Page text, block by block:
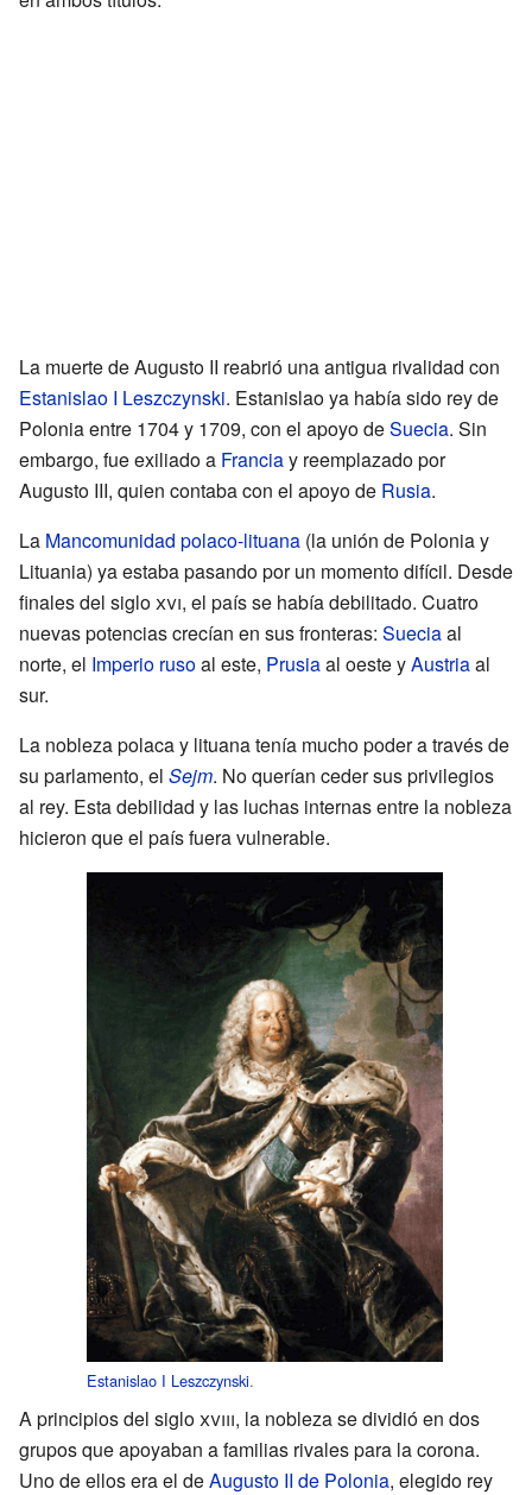
La muerte de Augusto II reabrió una antigua rivalidad con
Estanislao I Leszczynski. Estanislao ya había sido rey de
Polonia entre 1704 y 1709, con el apoyo deSuecia. Sin
embargo, fue exiliado a Franciay reemplazado por
Augusto III, quien contaba con el apoyo de Rusia.
La Mancomunidad polaco-lituana (la unión de Polonia y
Lituania) ya estaba pasando por un momento difícil. Desde
finales del sigloxvi, el país se había debilitado. Cuatro
nuevas potencias crecían en sus fronteras: Sueciaal
norte, el Imperio rusoal este, Prusiaal oeste yAustriaal
sur.
La nobleza polaca y lituana tenía mucho poder a través de
su parlamento, el Sejm. No querían ceder sus privilegios
al rey. Esta debilidad y las luchas internas entre la nobleza
hicieron que el país fuera vulnerable.
Estanislao I Leszczynski.
A principios del sigloxviii, la nobleza se dividió en dos
grupos que apoyaban a familias rivales para la corona.
Uno de ellos era el deAugusto II de Polonia, elegido rey